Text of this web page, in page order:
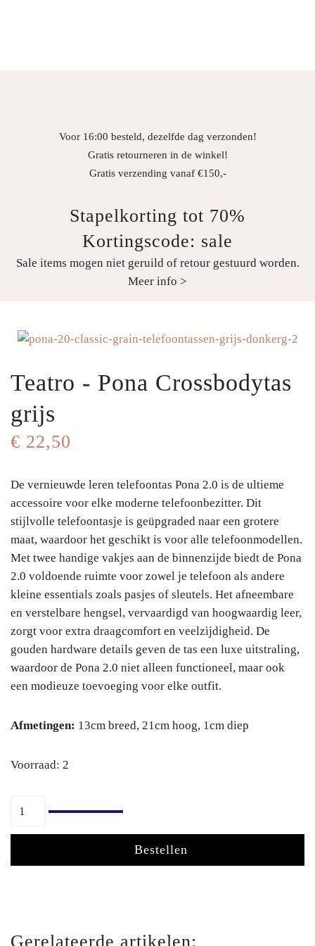
Voor 16:00 besteld, dezelfde dag verzonden!
Gratis retourneren in de winkel!
Gratis verzending vanaf €150,-
Stapelkorting tot 70%
Kortingscode: sale
Sale items mogen niet geruild of retour gestuurd worden.
Meer info >
Teatro - Pona Crossbodytas
grijs
€ 22,50
De vernieuwde leren telefoontas Pona 2.0 is de ultieme
accessoire voor elke moderne telefoonbezitter. Dit
stijlvolle telefoontasje is geüpgraded naar een grotere
maat, waardoor het geschikt is voor alle telefoonmodellen.
Met twee handige vakjes aan de binnenzijde biedt de Pona
2.0 voldoende ruimte voor zowel je telefoon als andere
kleine essentials zoals pasjes of sleutels. Het afneembare
en verstelbare hengsel, vervaardigd van hoogwaardig leer,
zorgt voor extra draagcomfort en veelzijdigheid. De
gouden hardware details geven de tas een luxe uitstraling,
waardoor de Pona 2.0 niet alleen functioneel, maar ook
een modieuze toevoeging voor elke outfit.
Afmetingen: 13cm breed, 21cm hoog, 1cm diep
Voorraad: 2
Bestellen
Gerelateerde artikelen: